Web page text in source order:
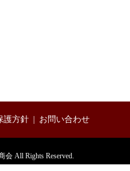
護方針 お問い合わせ
All Rights Reserved.